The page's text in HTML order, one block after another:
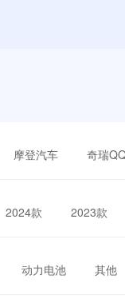
摩登汽车 奇瑞
2024款 2023款
动力电池 其他